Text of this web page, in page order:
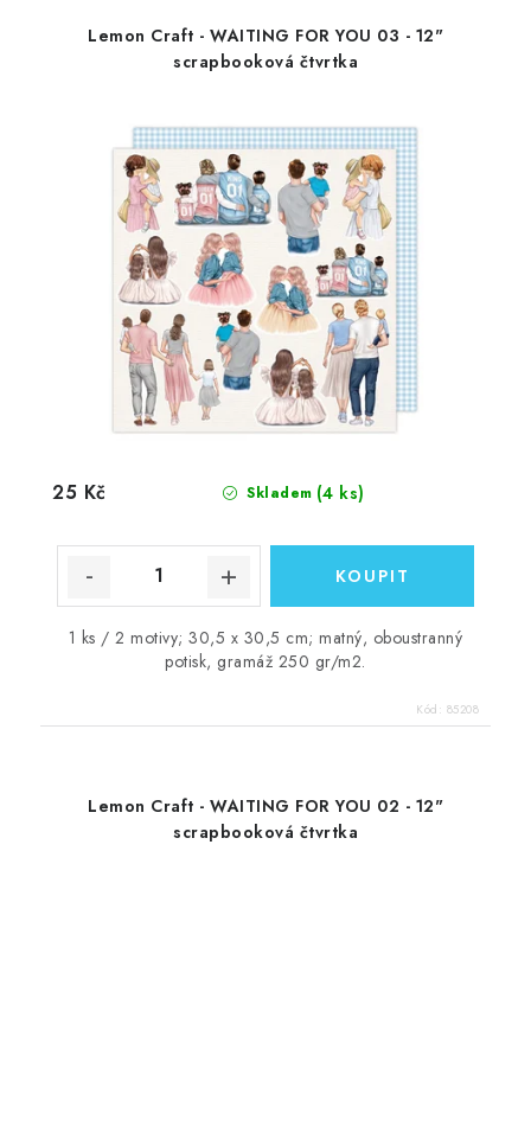
Lemon Craft - WAITING FOR YOU 03 - 12"
scrapbooková čtvrtka
Skladem (4 ks)
25 Kč
1 ks / 2 motivy; 30,5 x 30,5 cm; matný, oboustranný
potisk, gramáž 250 gr/m2.
Kód: 85208
Lemon Craft - WAITING FOR YOU 02 - 12"
scrapbooková čtvrtka